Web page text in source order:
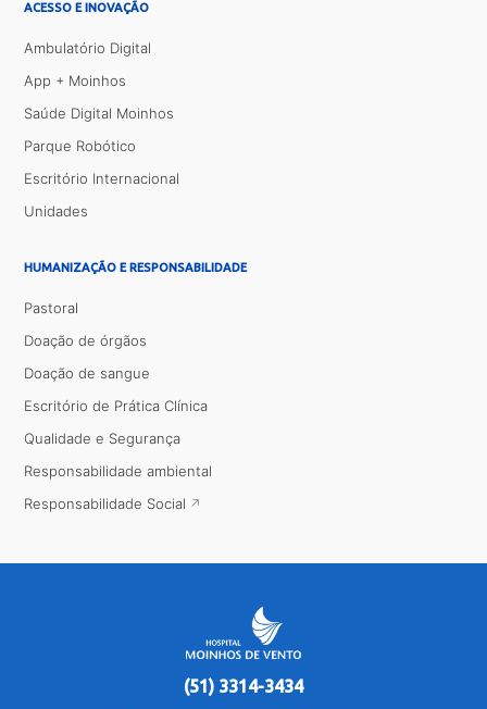
ACESSO E INOVAÇÃO
Ambulatório Digital
App + Moinhos
Saúde Digital Moinhos
Parque Robótico
Escritório Internacional
Unidades
HUMANIZAÇÃO E RESPONSABILIDADE
Pastoral
Doação de órgãos
Doação de sangue
Escritório de Prática Clínica
Qualidade e Segurança
Responsabilidade ambiental
Responsabilidade Social
(51) 3314-3434